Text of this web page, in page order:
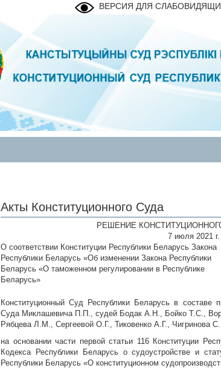
ВЕРСИЯ ДЛЯ
Акты Конституционного Суда
РЕШЕНИЕ
7 июля 2021
О соответствии Конституции Республики Беларусь Закона
Республики Беларусь «Об изменении Закона Республики
Беларусь «О таможенном регулировании в Республике
Беларусь»
Конституционный Суд Республики Беларусь в составе
Суда Миклашевича П.П., судей Бодак А.Н., Бойко Т.С.,
Рябцева Л.М., Сергеевой О.Г., Тиковенко А.Г., Чигринова
на основании части первой статьи 116 Конституции
Кодекса Республики Беларусь о судоустройстве и
Республики Беларусь «О конституционном